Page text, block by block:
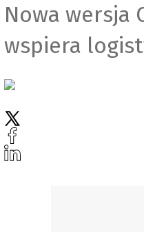
Nowa wersja
wspiera